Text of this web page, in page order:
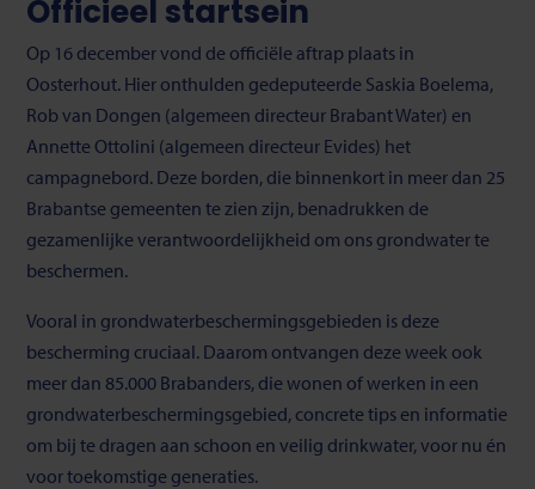
Officieel startsein
Op 16 december vond de officiële aftrap plaats in
Oosterhout. Hier onthulden gedeputeerde Saskia Boelema,
Rob van Dongen (algemeen directeur Brabant Water) en
Annette Ottolini (algemeen directeur Evides) het
campagnebord. Deze borden, die binnenkort in meer dan 25
Brabantse gemeenten te zien zijn, benadrukken de
gezamenlijke verantwoordelijkheid om ons grondwater te
beschermen.
Vooral in grondwaterbeschermingsgebieden is deze
bescherming cruciaal. Daarom ontvangen deze week ook
meer dan 85.000 Brabanders, die wonen of werken in een
grondwaterbeschermingsgebied, concrete tips en informatie
om bij te dragen aan schoon en veilig drinkwater, voor nu én
voor toekomstige generaties.